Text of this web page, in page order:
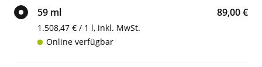
59 ml
1.508,47 € / 1 l, inkl. MwSt.
Online verfügbar
89,00 €